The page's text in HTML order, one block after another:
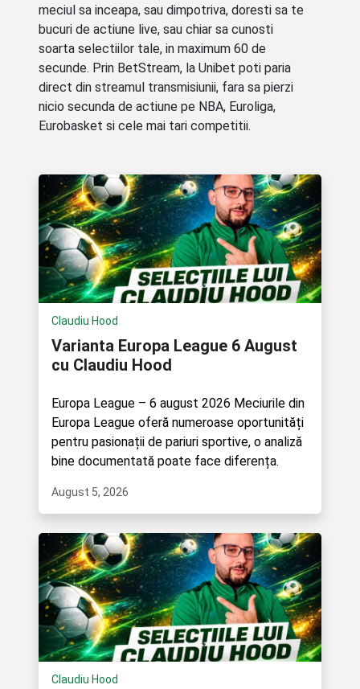
meciul sa inceapa, sau dimpotriva, doresti sa te
bucuri de actiune live, sau chiar sa cunosti
soarta selectiilor tale, in maximum 60 de
secunde. Prin BetStream, la Unibet poti paria
direct din streamul transmisiunii, fara sa pierzi
nicio secunda de actiune pe NBA, Euroliga,
Eurobasket si cele mai tari competitii.
Claudiu Hood
Varianta Europa League 6 August
cu Claudiu Hood
Europa League – 6 august 2026 Meciurile din
Europa League oferă numeroase oportunități
pentru pasionații de pariuri sportive, o analiză
bine documentată poate face diferența.
August 5, 2026
Claudiu Hood